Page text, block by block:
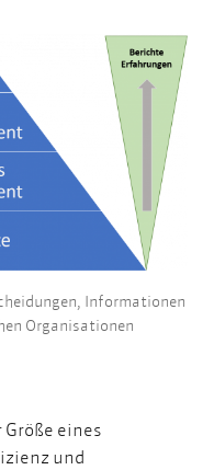
Informationen
Organisationen
eines
und